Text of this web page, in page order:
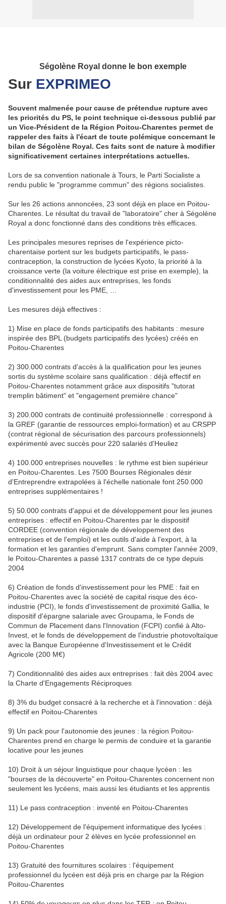
Ségolène Royal donne le bon exemple
Sur EXPRIMEO
Souvent malmenée pour cause de prétendue rupture avec
les priorités du PS, le point technique ci-dessous publié par
un Vice-Président de la Région Poitou-Charentes permet de
rappeler des faits à l'écart de toute polémique concernant le
bilan de Ségolène Royal. Ces faits sont de nature à modifier
significativement certaines interprétations actuelles.
Lors de sa convention nationale à Tours, le Parti Socialiste a
rendu public le "programme commun" des régions socialistes.
Sur les 26 actions annoncées, 23 sont déjà en place en Poitou-
Charentes. Le résultat du travail de "laboratoire" cher à Ségolène
Royal a donc fonctionné dans des conditions très efficaces.
Les principales mesures reprises de l'expérience picto-
charentaise portent sur les budgets participatifs, le pass-
contraception, la construction de lycées Kyoto, la priorité à la
croissance verte (la voiture électrique est prise en exemple), la
conditionnalité des aides aux entreprises, les fonds
d'investissement pour les PME, …
Les mesures déjà effectives :
1) Mise en place de fonds participatifs des habitants : mesure
inspirée des BPL (budgets participatifs des lycées) créés en
Poitou-Charentes
2) 300.000 contrats d'accès à la qualification pour les jeunes
sortis du système scolaire sans qualification : déjà effectif en
Poitou-Charentes notamment grâce aux dispositifs "tutorat
tremplin bâtiment" et "engagement première chance"
3) 200.000 contrats de continuité professionnelle : correspond à
la GREF (garantie de ressources emploi-formation) et au CRSPP
(contrat régional de sécurisation des parcours professionnels)
expérimenté avec succès pour 220 salariés d'Heuliez
4) 100.000 entreprises nouvelles : le rythme est bien supérieur
en Poitou-Charentes. Les 7500 Bourses Régionales désir
d'Entreprendre extrapolées à l'échelle nationale font 250.000
entreprises supplémentaires !
5) 50.000 contrats d'appui et de développement pour les jeunes
entreprises : effectif en Poitou-Charentes par le dispositif
CORDEE (convention régionale de développement des
entreprises et de l'emploi) et les outils d'aide à l'export, à la
formation et les garanties d'emprunt. Sans compter l'année 2009,
le Poitou-Charentes a passé 1317 contrats de ce type depuis
2004
6) Création de fonds d'investissement pour les PME : fait en
Poitou-Charentes avec la société de capital risque des éco-
industrie (PCI), le fonds d'investissement de proximité Gallia, le
dispositif d'épargne salariale avec Groupama, le Fonds de
Commun de Placement dans l'Innovation (FCPI) confié à Alto-
Invest, et le fonds de développement de l'industrie photovoltaïque
avec la Banque Européenne d'Investissement et le Crédit
Agricole (200 M€)
7) Conditionnalité des aides aux entreprises : fait dès 2004 avec
la Charte d'Engagements Réciproques
8) 3% du budget consacré à la recherche et à l'innovation : déjà
effectif en Poitou-Charentes
9) Un pack pour l'autonomie des jeunes : la région Poitou-
Charentes prend en charge le permis de conduire et la garantie
locative pour les jeunes
10) Droit à un séjour linguistique pour chaque lycéen : les
"bourses de la découverte" en Poitou-Charentes concernent non
seulement les lycéens, mais aussi les étudiants et les apprentis
11) Le pass contraception : inventé en Poitou-Charentes
12) Développement de l'équipement informatique des lycées :
déjà un ordinateur pour 2 élèves en lycée professionnel en
Poitou-Charentes
13) Gratuité des fournitures scolaires : l'équipement
professionnel du lycéen est déjà pris en charge par la Région
Poitou-Charentes